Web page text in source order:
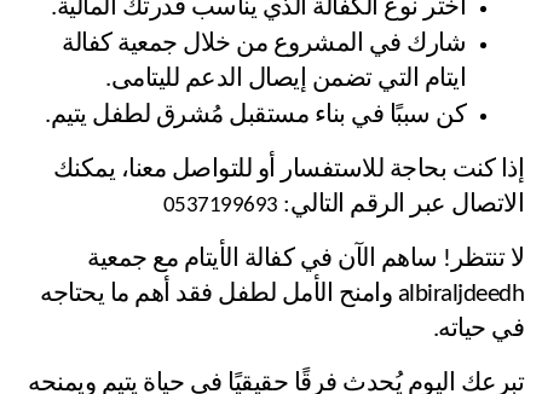
اختر نوع الكفالة الذي يناسب قدرتك المالية.
ايتام التي تضمن إيصال الدعم لليتامى.
كن سببًا في بناء مستقبل مُشرق لطفل يتيم.
الاتصال عبر الرقم التالي: 0537199693
في حياته.